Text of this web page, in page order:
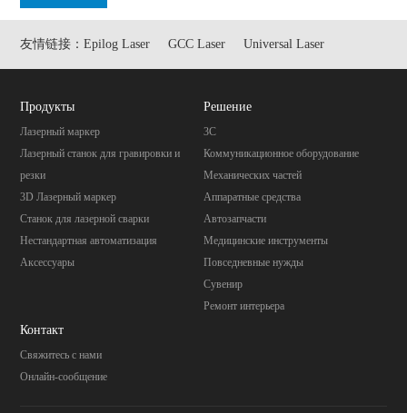
友情链接：Epilog Laser GCC Laser Universal Laser
Продукты
Лазерный маркер
Лазерный станок для гравировки и
резки
3D Лазерный маркер
Станок для лазерной сварки
Нестандартная автоматизация
Аксессуары
Pешение
3C
Коммуникационное оборудование
Механических частей
Aппаратные средства
Автозапчасти
Mедицинские инструменты
Повседневные нужды
Cувенир
Pемонт интерьера
Контакт
Свяжитесь с нами
Онлайн-сообщение